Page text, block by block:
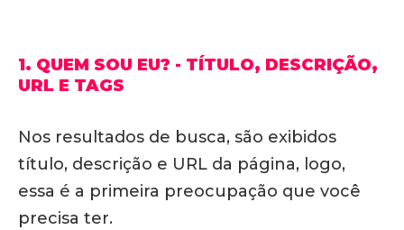
1. QUEM SOU EU? - TÍTULO, DESCRIÇÃO,
URL E TAGS
Nos resultados de busca, são exibidos
título, descrição e URL da página, logo,
essa é a primeira preocupação que você
precisa ter.